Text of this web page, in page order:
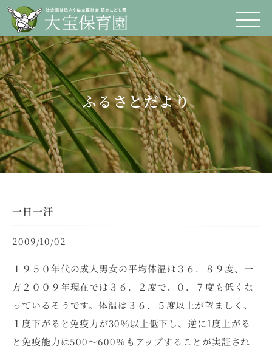
ふるさとだより
一日一汗
2009/10/02
１９５０年代の成人男女の平均体温は３６．８９度、一
方２００９年現在では３６．２度で、０．７度も低くな
っているそうです。体温は３６．５度以上が望ましく、
１度下がると免疫力が30％以上低下し、逆に1度上がる
と免疫能力は500～600％もアップすることが実証され